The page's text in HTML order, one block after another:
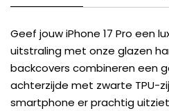
Geef jouw iPhone 17 Pro een
uitstraling met onze glazen
backcovers combineren een
achterzijde met zwarte TPU-
smartphone er prachtig